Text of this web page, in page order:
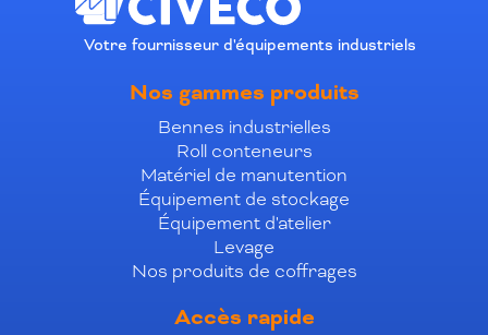
Votre fournisseur d'équipements industriels
Nos gammes produits
Bennes industrielles
Roll conteneurs
Matériel de manutention
Équipement de stockage
Équipement d'atelier
Levage
Nos produits de coffrages
Accès rapide